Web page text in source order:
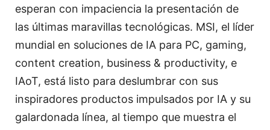
esperan con impaciencia la presentación de
las últimas maravillas tecnológicas. MSI, el líder
mundial en soluciones de IA para PC, gaming,
content creation, business & productivity, e
IAoT, está listo para deslumbrar con sus
inspiradores productos impulsados por IA y su
galardonada línea, al tiempo que muestra el